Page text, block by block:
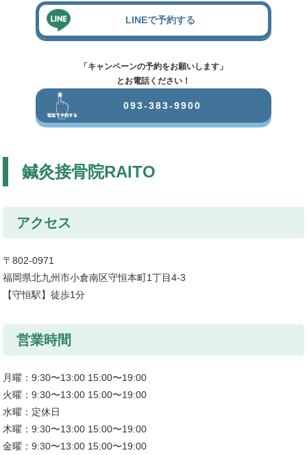
LINEで予約する
「キャンペーンの予約をお願いします」
とお電話ください！
093-383-9900
鍼灸接骨院RAITO
アクセス
〒802-0971
福岡県北九州市小倉南区守恒本町1丁目4-3
【守恒駅】徒歩1分
営業時間
月曜：9:30〜13:00 15:00〜19:00
火曜：9:30〜13:00 15:00〜19:00
水曜：定休日
木曜：9:30〜13:00 15:00〜19:00
金曜：9:30〜13:00 15:00〜19:00